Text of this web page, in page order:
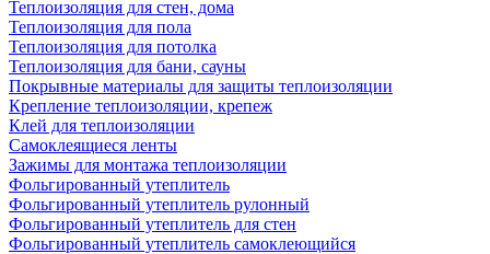
Теплоизоляция для стен, дома
Теплоизоляция для пола
Теплоизоляция для потолка
Теплоизоляция для бани, сауны
Покрывные материалы для защиты теплоизоляции
Крепление теплоизоляции, крепеж
Клей для теплоизоляции
Самоклеящиеся ленты
Зажимы для монтажа теплоизоляции
Фольгированный утеплитель
Фольгированный утеплитель рулонный
Фольгированный утеплитель для стен
Фольгированный утеплитель самоклеющийся